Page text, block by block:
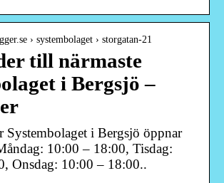
› systembolaget › storgatan-21
till närmaste
i Bergsjö –
Systembolaget i Bergsjö öppnar
10:00 – 18:00, Tisdag:
Onsdag: 10:00 – 18:00..